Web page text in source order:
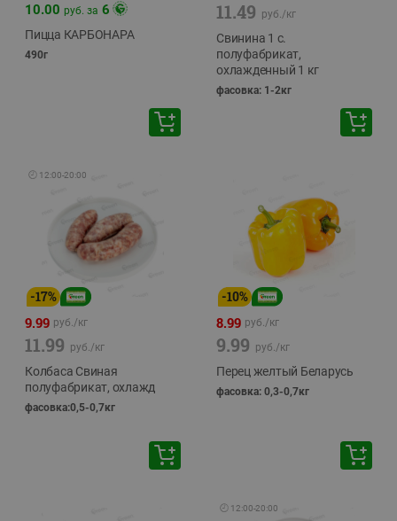
10.00 руб. за 6
Пицца КАРБОНАРА
490г
11.49 руб./кг
Свинина 1 с.
полуфабрикат,
охлажденный 1 кг
фасовка: 1-2кг
🕘 12:00-20:00
-17%
9.99 руб./кг
11.99 руб./кг
Колбаса Свиная
полуфабрикат, охлажд
фасовка:0,5-0,7кг
-10%
8.99 руб./кг
9.99 руб./кг
Перец желтый Беларусь
фасовка: 0,3-0,7кг
🕘 12:00-20:00